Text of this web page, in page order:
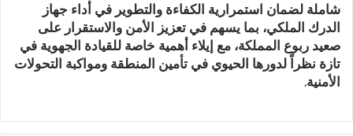
شاملة لضمان استمرارية الكفاءة والتطوير في أداء جهاز
الدرك الملكي، بما يسهم في تعزيز الأمن والاستقرار على
صعيد ربوع المملكة، مع إيلاء أهمية خاصة للقيادة الجهوية في
تازة نظراً لدورها الحيوي في تأمين المنطقة ومواكبة التحولات
الأمنية.